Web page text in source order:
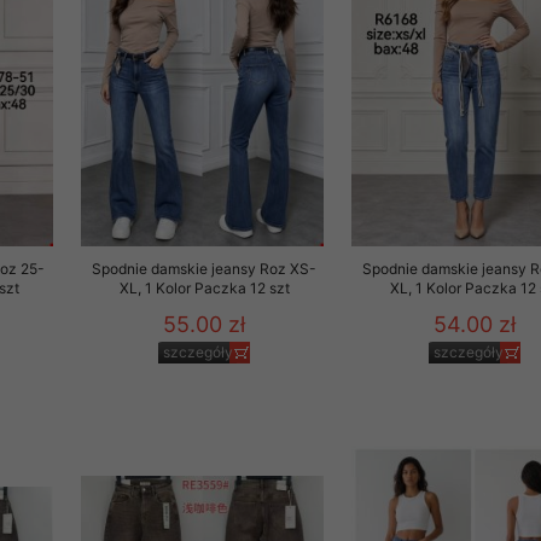
25-
Spodnie damskie jeansy Roz XS-
XL, 1 Kolor Paczka 12 szt
55.00 zł
szczegóły
Spodnie damskie jeansy
XL, 1 Kolor Paczka 12
54.00 zł
szczegóły
sierpnia 1997 r. o
przechowujemy na
jedynie uprawnieni
danych w celu
osobom trzecim,
na podstawie
naszej oferty do
internetowej
na komputerze